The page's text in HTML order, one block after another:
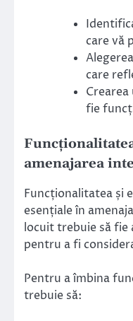
care vă
care
fie
amenajarea
Funcționalitatea și
esențiale în
locuit trebuie să
pentru a fi
Pentru a îmbina
trebuie să: